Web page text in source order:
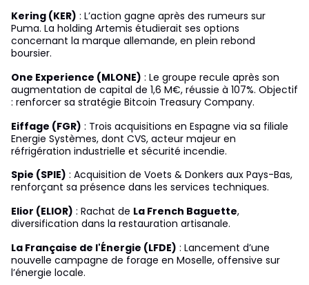
Kering (KER) : L’action gagne après des rumeurs sur
Puma. La holding Artemis étudierait ses options
concernant la marque allemande, en plein rebond
boursier.
One Experience (MLONE) : Le groupe recule après son
augmentation de capital de 1,6 M€, réussie à 107%. Objectif
: renforcer sa stratégie Bitcoin Treasury Company.
Eiffage (FGR) : Trois acquisitions en Espagne via sa filiale
Energie Systèmes, dont CVS, acteur majeur en
réfrigération industrielle et sécurité incendie.
Spie (SPIE) : Acquisition de Voets & Donkers aux Pays-Bas,
renforçant sa présence dans les services techniques.
Elior (ELIOR) : Rachat de La French Baguette,
diversification dans la restauration artisanale.
La Française de l'Énergie (LFDE) : Lancement d’une
nouvelle campagne de forage en Moselle, offensive sur
l’énergie locale.